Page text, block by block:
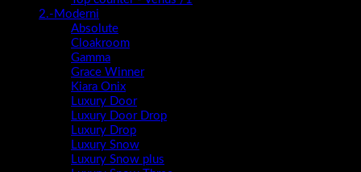
2.-Moderni
Absolute
Cloakroom
Gamma
Grace Winner
Kiara Onix
Luxury Door
Luxury Door Drop
Luxury Drop
Luxury Snow
Luxury Snow plus